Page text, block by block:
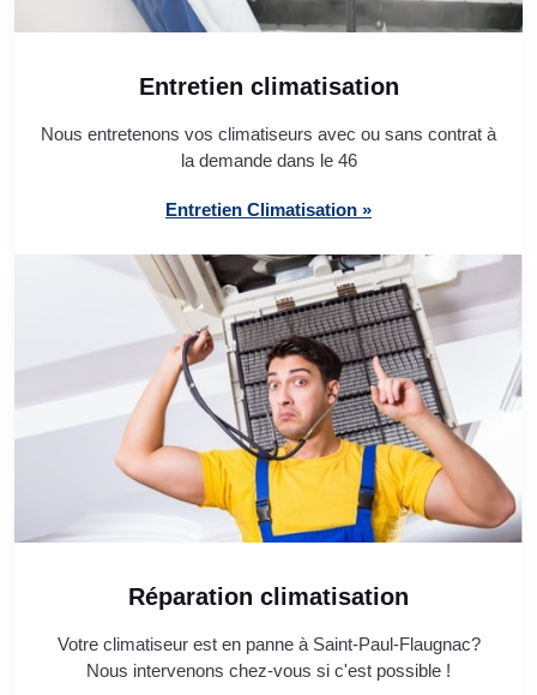
Entretien climatisation
Nous entretenons vos climatiseurs avec ou sans contrat à
la demande dans le 46
Entretien Climatisation »
Réparation climatisation
Votre climatiseur est en panne à Saint-Paul-Flaugnac?
Nous intervenons chez-vous si c'est possible !